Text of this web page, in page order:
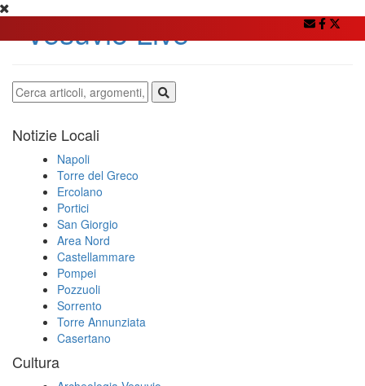
Notizie Locali
Napoli
Torre del Greco
Ercolano
Portici
San Giorgio
Area Nord
Castellammare
Pompei
Pozzuoli
Sorrento
Torre Annunziata
Casertano
Cultura